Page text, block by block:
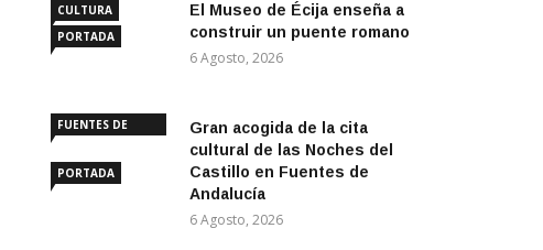
CULTURA
PORTADA
El Museo de Écija enseña a
construir un puente romano
6 Agosto, 2026
FUENTES DE
PORTADA
Gran acogida de la cita
cultural de las Noches del
Castillo en Fuentes de
Andalucía
6 Agosto, 2026